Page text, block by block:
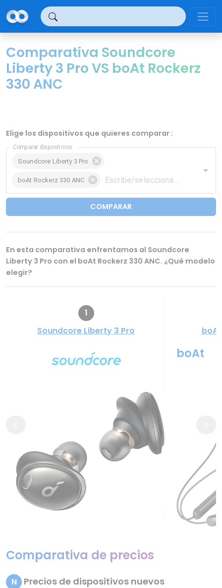
Comparativa Soundcore
Liberty 3 Pro VS boAt Rockerz
330 ANC
Elige los dispositivos que quieres comparar :
Comparar dispositivos
Soundcore Liberty 3 Pro
boAt Rockerz 330 ANC
COMPARAR
En esta comparativa enfrentamos al Soundcore
Liberty 3 Pro con el boAt Rockerz 330 ANC. ¿Qué modelo
elegir?
1
Soundcore Liberty 3 Pro
boAt
Comparativa de precios
N Precios de dispositivos nuevos
Panel de gestión de cookies